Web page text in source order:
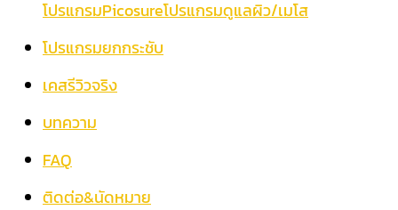
โปรแกรมPicosureโปรแกรมดูแลผิว/เมโส
โปรแกรมยกกระชับ
เคสรีวิวจริง
บทความ
FAQ
ติดต่อ&นัดหมาย